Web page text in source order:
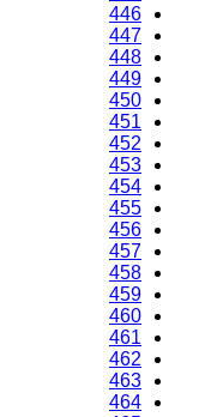
446
447
448
449
450
451
452
453
454
455
456
457
458
459
460
461
462
463
464